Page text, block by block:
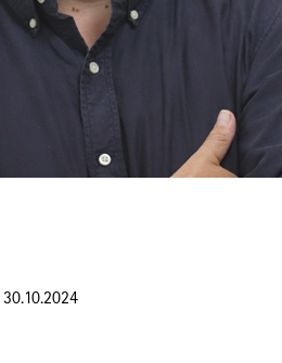
30.10.2024